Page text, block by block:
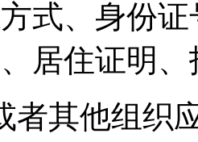
式、身份
居住证明
者其他组